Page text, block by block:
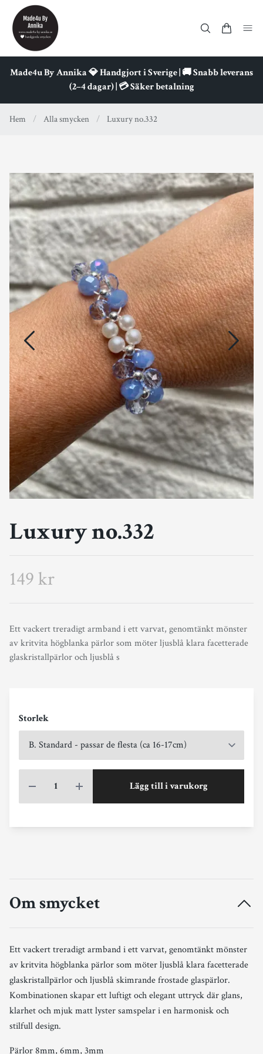
Made4u By Annika 💎 Handgjort i Sverige | 🚚 Snabb leverans
(2–4 dagar) | 💳 Säker betalning
Hem / Alla smycken / Luxury no.332
Luxury no.332
149 kr
Ett vackert treradigt armband i ett varvat, genomtänkt mönster
av kritvita högblanka pärlor som möter ljusblå klara facetterade
glaskristallpärlor och ljusblå s
Storlek
Lägg till i varukorg
Om smycket
Ett vackert treradigt armband i ett varvat, genomtänkt mönster
av kritvita högblanka pärlor som möter ljusblå klara facetterade
glaskristallpärlor och ljusblå skimrande frostade glaspärlor.
Kombinationen skapar ett luftigt och elegant uttryck där glans,
klarhet och mjuk matt lyster samspelar i en harmonisk och
stilfull design.
Pärlor 8mm, 6mm, 3mm